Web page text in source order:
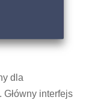
dla
interfejs